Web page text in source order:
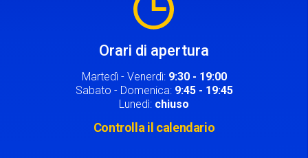
Orari di apertura
Martedì - Venerdì: 9:30 - 19:00
Sabato - Domenica: 9:45 - 19:45
Lunedì: chiuso
Controlla il calendario